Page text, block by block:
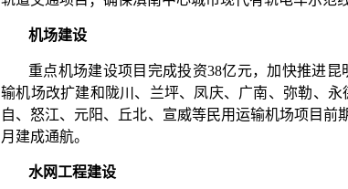
机场建设
重点机场建设项目完成投资38亿元，加快推进
输机场改扩建和陇川、兰坪、凤庆、广南、弥勒、
自、怒江、元阳、丘北、宣威等民用运输机场项目前
月建成通航。
水网工程建设